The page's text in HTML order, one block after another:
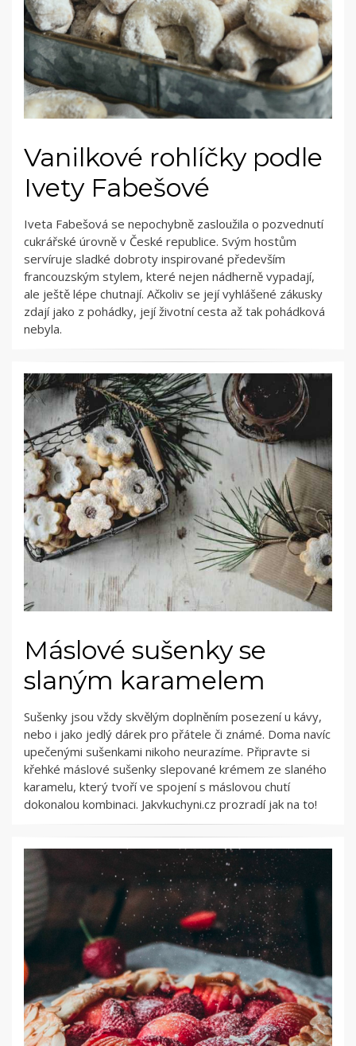
Vanilkové rohlíčky podle
Ivety Fabešové
Iveta Fabešová se nepochybně zasloužila o pozvednutí
cukrářské úrovně v České republice. Svým hostům
servíruje sladké dobroty inspirované především
francouzským stylem, které nejen nádherně vypadají,
ale ještě lépe chutnají. Ačkoliv se její vyhlášené zákusky
zdají jako z pohádky, její životní cesta až tak pohádková
nebyla.
Máslové sušenky se
slaným karamelem
Sušenky jsou vždy skvělým doplněním posezení u kávy,
nebo i jako jedlý dárek pro přátele či známé. Doma navíc
upečenými sušenkami nikoho neurazíme. Připravte si
křehké máslové sušenky slepované krémem ze slaného
karamelu, který tvoří ve spojení s máslovou chutí
dokonalou kombinaci. Jakvkuchyni.cz prozradí jak na to!